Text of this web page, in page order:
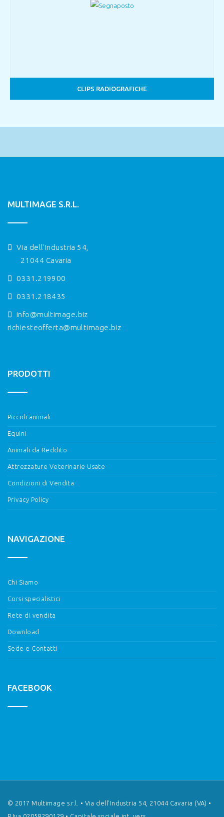
CLIPS RADIOGRAFICHE
MULTIMAGE S.R.L.
Via dell'Industria 54,
21044 Cavaria
0331.219900
0331.218435
info@multimage.biz
richiesteofferta@multimage.biz
PRODOTTI
Piccoli animali
Equini
Animali da Reddito
Attrezzature Veterinarie Usate
Condizioni di Vendita
Privacy Policy
NAVIGAZIONE
Chi Siamo
Corsi specialistici
Rete di vendita
Download
Sede e Contatti
FACEBOOK
© 2017 Multimage s.r.l. • Via dell'Industria 54, 21044 Cavaria (VA) •